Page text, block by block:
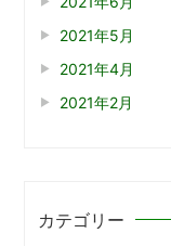
2021年5月
2021年4月
2021年2月
カテゴリー